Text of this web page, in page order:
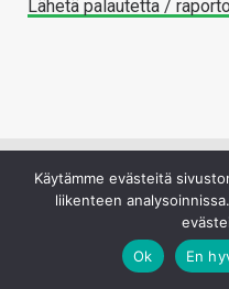
Lähetä palautetta /
UUTISIA LYHYESTI
Doom pyörii nyt
Käytämme evästeitä
liikenteen
Ok
En